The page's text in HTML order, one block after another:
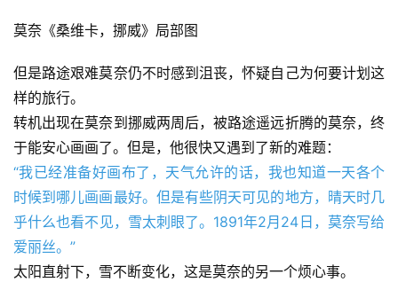
首
页
艺
坛
快
讯
莫奈《桑维卡，挪威》局部图
但是路途艰难莫奈仍不时感到沮丧，怀疑自己为何要计划这
样的旅行。
转机出现在莫奈到挪威两周后，被路途遥远折腾的莫奈，终
于能安心画画了。但是，他很快又遇到了新的难题：
“我已经准备好画布了，天气允许的话，我也知道一天各个
时候到哪儿画画最好。但是有些阴天可见的地方，晴天时几
乎什么也看不见，雪太刺眼了。1891年2月24日，莫奈写给
爱丽丝。”
太阳直射下，雪不断变化，这是莫奈的另一个烦心事。